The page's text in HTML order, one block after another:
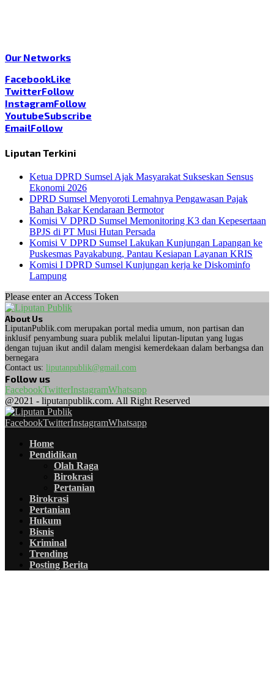
Our Networks
FacebookLike
TwitterFollow
InstagramFollow
YoutubeSubscribe
EmailFollow
Liputan Terkini
Ketua DPRD Sumsel Ajak Masyarakat Sukseskan Sensus
Ekonomi 2026
DPRD Sumsel Menyoroti Lemahnya Pengawasan Pajak
Bahan Bakar Kendaraan Bermotor
Komisi V DPRD Sumsel Memonitoring K3 dan Kepesertaan
BPJS di PT Musi Hutan Persada
Komisi V DPRD Sumsel Lakukan Kunjungan Lapangan ke
Puskesmas Payakabung, Pantau Kesiapan Layanan KRIS
Komisi I DPRD Sumsel Kunjungan kerja ke Diskominfo
Lampung
Please enter an Access Token
About Us
LiputanPublik.com merupakan portal media umum, non partisan dan
inklusif penyambung suara publik melalui liputan-liputan yang lugas
dengan tujuan ikut andil dalam mengisi kemerdekaan dalam berbangsa dan
bernegara
Contact us: liputanpublik@gmail.com
Follow us
FacebookTwitterInstagramWhatsapp
@2021 - liputanpublik.com. All Right Reserved
FacebookTwitterInstagramWhatsapp
Home
Pendidikan
Olah Raga
Birokrasi
Pertanian
Birokrasi
Pertanian
Hukum
Bisnis
Kriminal
Trending
Posting Berita